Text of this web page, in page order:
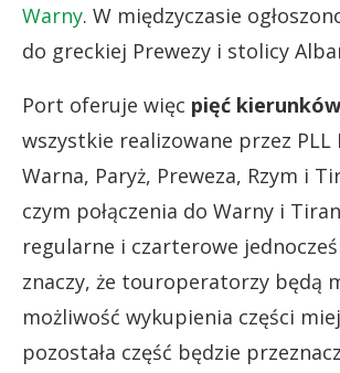
Warny. W międzyczasie
do greckiej Prewezy i stolicy
Port oferuje więc pięć
wszystkie realizowane przez PLL
Warna, Paryż, Preweza, Rzym i
czym połączenia do Warny i
regularne i czarterowe
znaczy, że touroperatorzy będą
możliwość wykupienia części
pozostała część będzie